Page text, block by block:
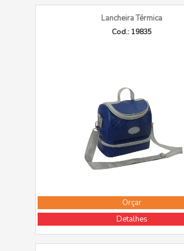
Lancheira Térmica
Cod.: 19835
Orçar
Detalhes